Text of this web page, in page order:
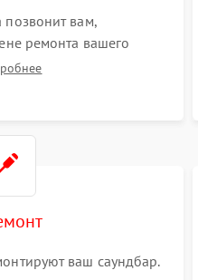
вам,
ремонта вашего
на все ваши вопросы.
ваш саундбар.